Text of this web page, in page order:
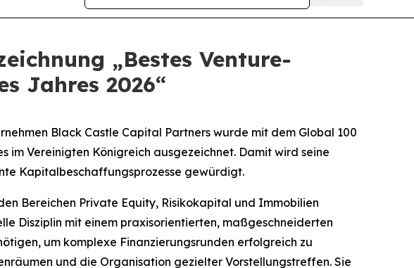
„Bestes Venture-
Jahres 2026“
Black Castle Capital Partners wurde mit dem Global 100
Vereinigten Königreich ausgezeichnet. Damit wird seine
Kapitalbeschaffungsprozesse gewürdigt.
Bereichen Private Equity, Risikokapital und Immobilien
Disziplin mit einem praxisorientierten, maßgeschneiderten
um komplexe Finanzierungsrunden erfolgreich zu
und die Organisation gezielter Vorstellungstreffen. Sie